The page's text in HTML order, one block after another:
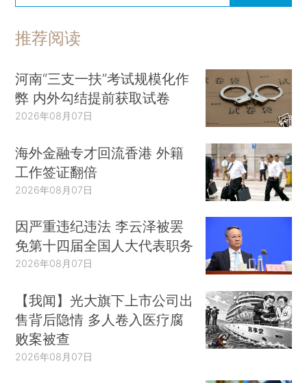
推荐阅读
河南“三支一扶”考试规模化作
弊 内外勾结提前获取试卷
2026年08月07日
海外金融专才回流香港 外籍
工作签证翻倍
2026年08月07日
因严重违纪违法 李云泽被罢
免第十四届全国人大代表职务
2026年08月07日
【我闻】光大旗下上市公司出
售背后隐情 多人卷入医疗腐
败案被查
2026年08月07日